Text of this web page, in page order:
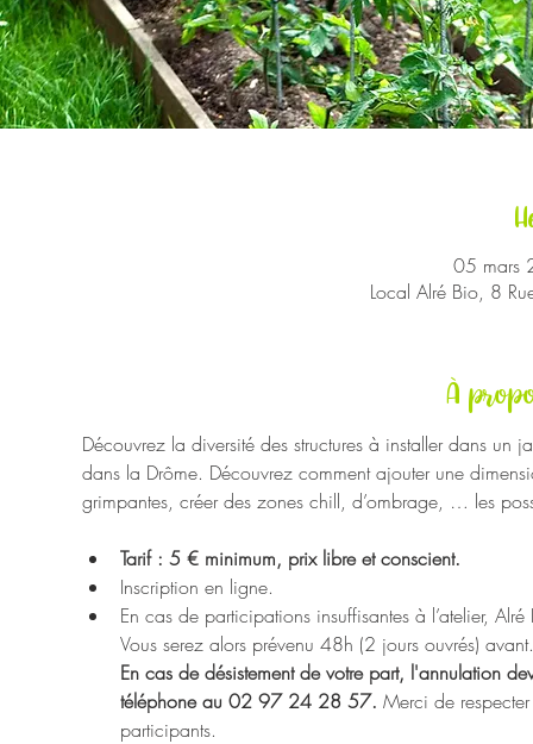
05 mars
Local Alré Bio, 8
À
Découvrez la diversité des structures à installer dans un
dans la Drôme. Découvrez comment ajouter une
grimpantes, créer des zones chill, d’ombrage, … les
Tarif : 5 € minimum, prix libre et conscient.
Inscription en ligne.
En cas de participations insuffisantes à l’atelier,
Vous serez alors prévenu 48h (2 jours ouvrés) avant.
En cas de désistement de votre part, l'annulation
téléphone au 02 97 24 28 57. Merci de
participants.